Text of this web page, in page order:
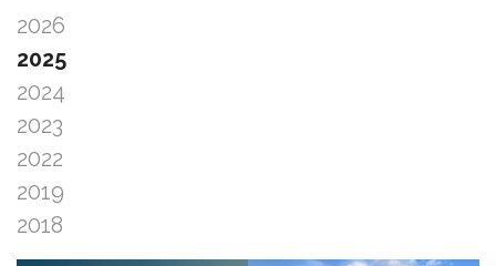
2026
2025
2024
2023
2022
2019
2018